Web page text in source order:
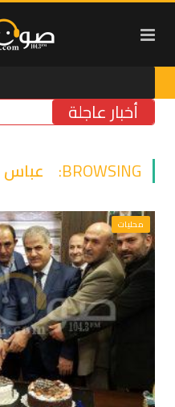
أخبار عاجلة
BROWSING: عباس
محليات